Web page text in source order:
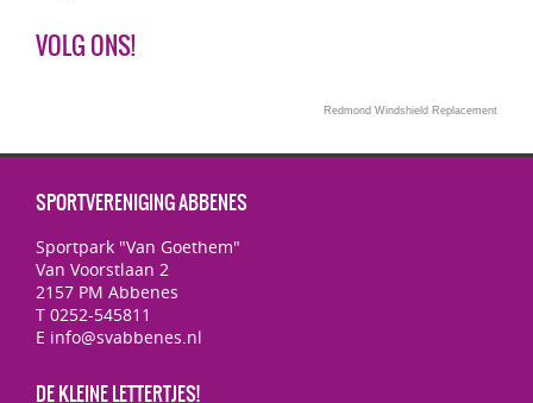
VOLG ONS!
Redmond Windshield Replacement
SPORTVERENIGING ABBENES
Sportpark "Van Goethem"
Van Voorstlaan 2
2157 PM Abbenes
T 0252-545811
E info@svabbenes.nl
DE KLEINE LETTERTJES!